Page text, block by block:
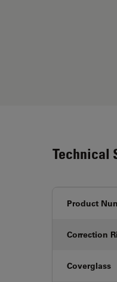
Technical
Product
Correction
Coverglass